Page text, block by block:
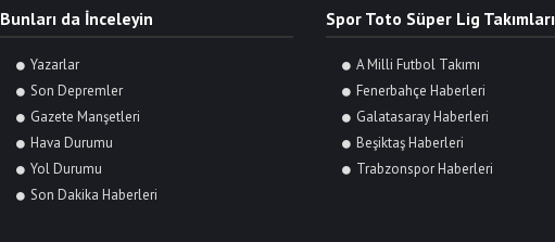
Bunları da İnceleyin
Yazarlar
Son Depremler
Gazete Manşetleri
Hava Durumu
Yol Durumu
Son Dakika Haberleri
Spor Toto Süper Lig Takımları
A Milli Futbol Takımı
Fenerbahçe Haberleri
Galatasaray Haberleri
Beşiktaş Haberleri
Trabzonspor Haberleri